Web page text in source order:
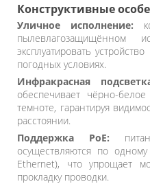
Конструктивные
Уличное исполнение:
пылевлагозащищённом
эксплуатировать
погодных условиях.
Инфракрасная
обеспечивает чёрно-
темноте, гарантируя
расстоянии.
Поддержка PoE:
осуществляются по
Ethernet), что упрощает
прокладку проводки.